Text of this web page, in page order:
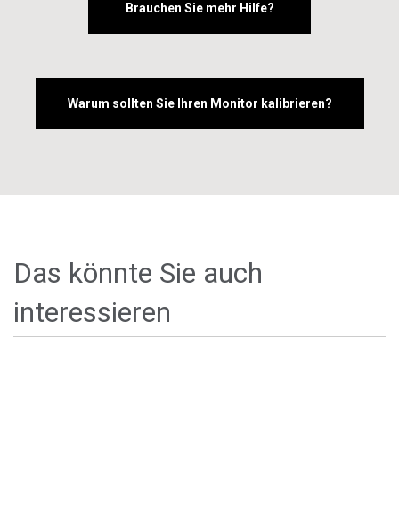
Brauchen Sie mehr Hilfe?
Warum sollten Sie Ihren Monitor kalibrieren?
Das könnte Sie auch
interessieren